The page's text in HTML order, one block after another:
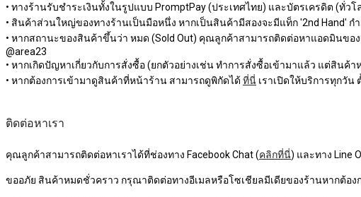
• ทางร้านรับชำระเงินทั้งในรูปแบบ PromptPay (ประเทศไทย) และบัตรเครดิต (ทั่วโ
• สินค้าส่วนใหญ่ของทางร้านเป็นมือหนึ่ง หากเป็นสินค้ามีสองจะมีแท็ก '2nd Hand' ก
• หากสถานะของสินค้าขึ้นว่า หมด (Sold Out) คุณลูกค้าสามารถติดต่อหาแอดมินของ
@area23
• หากเกิดปัญหาเกี่ยวกับการสั่งซื้อ (ยกตัวอย่างเช่น ทำการสั่งซื้อเข้ามาแล้ว แต่สิน
• หากต้องการเข้ามาดูสินค้าที่หน้าร้าน สามารถดูพิกัดได้ ที่นี่ เราเปิดให้บริการทุกวัน
ติดต่อหาเรา
คุณลูกค้าสามารถติดต่อหาเราได้ที่ช่องทาง Facebook Chat (คลิกที่นี่) และทาง Line
ขออภัย สินค้าหมดชั่วคราว กรุณาติดต่อทางอีเมลหรือโซเชียลมีเดียของร้านหากต้อง